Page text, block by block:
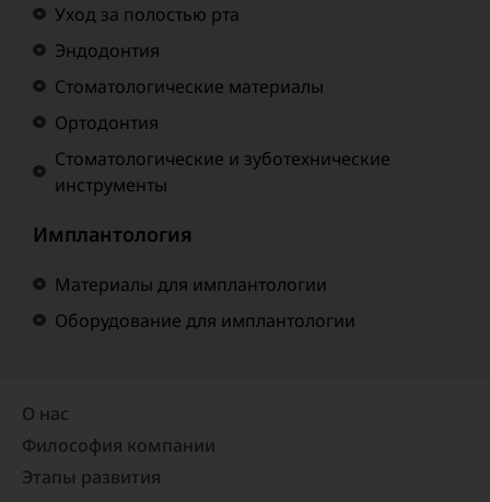
Уход за полостью рта
Эндодонтия
Стоматологические материалы
Ортодонтия
Стоматологические и зуботехнические
инструменты
Имплантология
Материалы для имплантологии
Оборудование для имплантологии
О нас
Философия компании
Этапы развития